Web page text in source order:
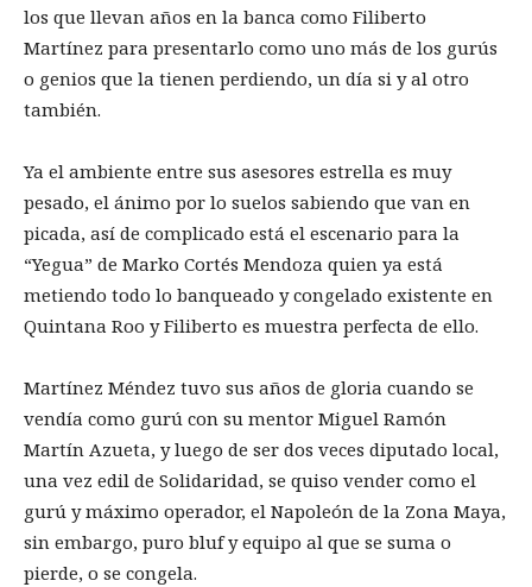
los que llevan años en la banca como Filiberto
Martínez para presentarlo como uno más de los gurús
o genios que la tienen perdiendo, un día si y al otro
también.
Ya el ambiente entre sus asesores estrella es muy
pesado, el ánimo por lo suelos sabiendo que van en
picada, así de complicado está el escenario para la
“Yegua” de Marko Cortés Mendoza quien ya está
metiendo todo lo banqueado y congelado existente en
Quintana Roo y Filiberto es muestra perfecta de ello.
Martínez Méndez tuvo sus años de gloria cuando se
vendía como gurú con su mentor Miguel Ramón
Martín Azueta, y luego de ser dos veces diputado local,
una vez edil de Solidaridad, se quiso vender como el
gurú y máximo operador, el Napoleón de la Zona Maya,
sin embargo, puro bluf y equipo al que se suma o
pierde, o se congela.